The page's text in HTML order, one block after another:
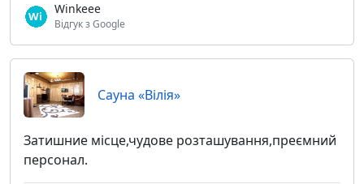
Winkeee
Відгук з Google
Сауна «Вілія»
Затишние місце,чудове розташування,преємний
персонал.